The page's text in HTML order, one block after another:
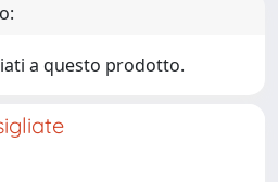
a questo prodotto.